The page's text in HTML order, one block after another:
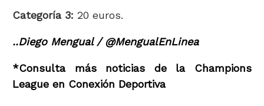
Categoría 3: 20 euros.
..Diego Mengual / @MengualEnLinea
*Consulta más noticias de la Champions
League en Conexión Deportiva